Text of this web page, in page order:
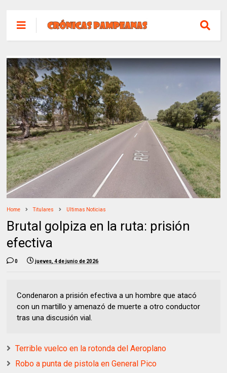
Home Titulares Ultimas Noticias
Brutal golpiza en la ruta: prisión
efectiva
0 jueves, 4 de junio de 2026
Condenaron a prisión efectiva a un hombre que atacó
con un martillo y amenazó de muerte a otro conductor
tras una discusión vial.
Terrible vuelco en la rotonda del Aeroplano
Robo a punta de pistola en General Pico